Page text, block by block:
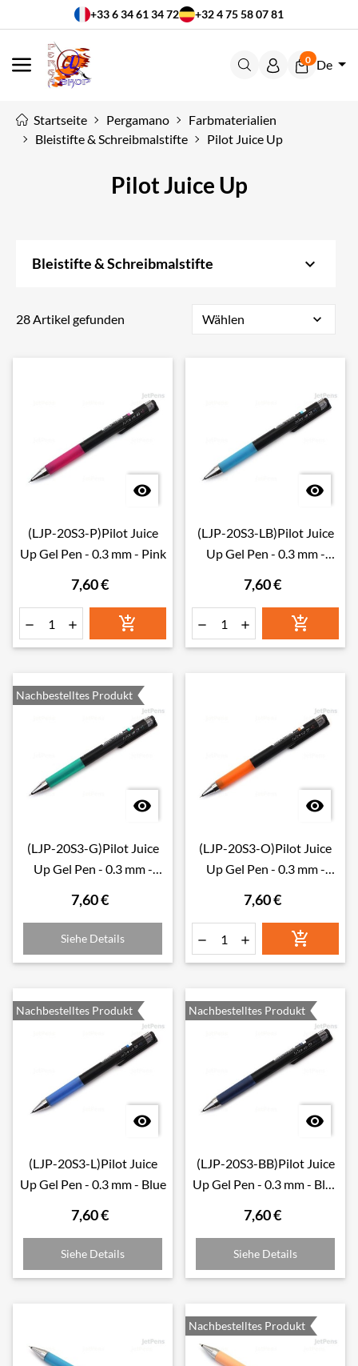
+33 6 34 61 34 72 +32 4 75 58 07 81
MENÜ
0 De
Startseite Pergamano
Farbmaterialien
Bleistifte & Schreibmalstifte
Pilot Juice Up
Pilot Juice Up
Bleistifte & Schreibmalstifte keyboard_arrow_down
28 Artikel gefunden Wählen expand_more

(LJP-20S3-P)Pilot Juice
Up Gel Pen - 0.3 mm - Pink
7,60 €
  

(LJP-20S3-LB)Pilot Juice
Up Gel Pen - 0.3 mm -
7,60 €
  
Nachbestelltes Produkt

(LJP-20S3-G)Pilot Juice
Up Gel Pen - 0.3 mm -
7,60 €
Siehe Details

(LJP-20S3-O)Pilot Juice
Up Gel Pen - 0.3 mm -
7,60 €
  
Nachbestelltes Produkt

(LJP-20S3-L)Pilot Juice
Up Gel Pen - 0.3 mm - Blue
7,60 €
Siehe Details
Nachbestelltes Produkt

(LJP-20S3-BB)Pilot Juice
Up Gel Pen - 0.3 mm - Blue
7,60 €
Siehe Details
Nachbestelltes Produkt